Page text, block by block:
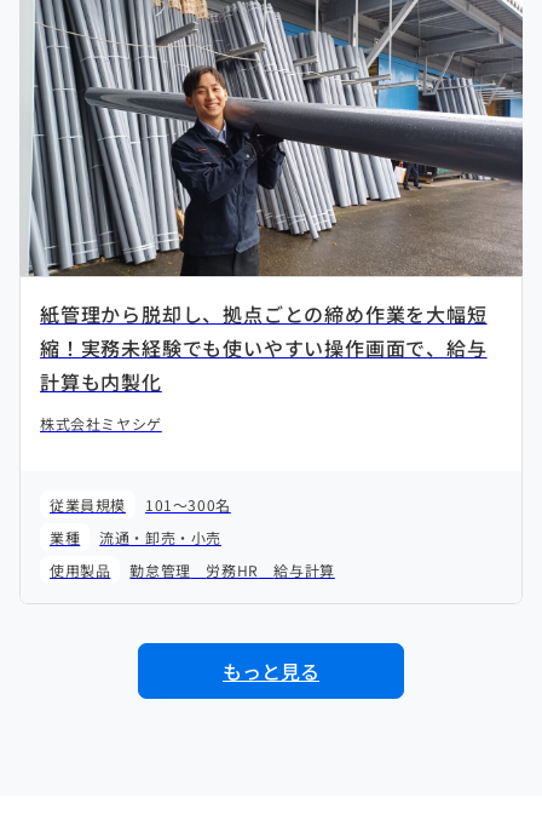
紙管理から脱却し、拠点ごとの締め作業を大幅短
縮！実務未経験でも使いやすい操作画面で、給与
計算も内製化
株式会社ミヤシゲ
従業員規模
101～300名
業種
流通・卸売・小売
使用製品
勤怠管理 労務HR 給与計算
もっと見る